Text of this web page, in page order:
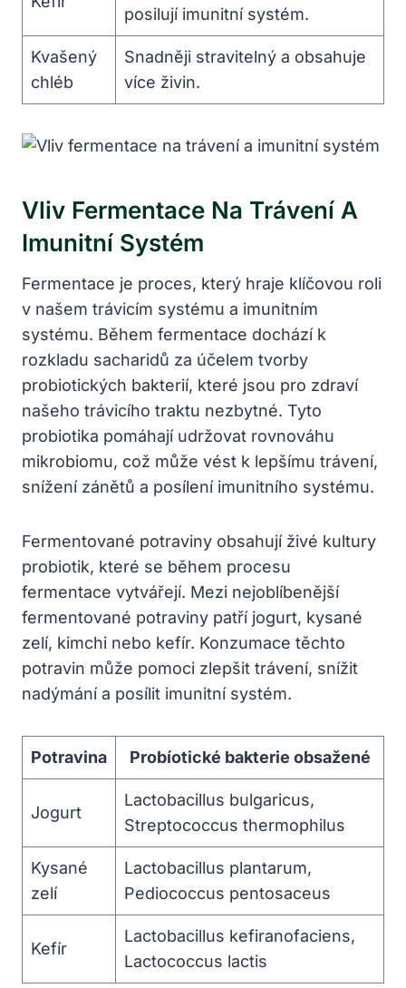
posilují imunitní systém.
Kvašený
chléb
Snadněji stravitelný a obsahuje
více živin.
Vliv Fermentace Na Trávení A
Imunitní Systém
Fermentace je proces, který hraje klíčovou roli
v našem trávicím systému a imunitním
systému. Během fermentace dochází k
rozkladu sacharidů za účelem tvorby
probiotických bakterií, které jsou pro zdraví
našeho trávicího traktu nezbytné. Tyto
probiotika pomáhají udržovat rovnováhu
mikrobiomu, což může vést k lepšímu trávení,
snížení zánětů a posílení imunitního systému.
Fermentované potraviny obsahují živé kultury
probiotik, které se během procesu
fermentace vytvářejí. Mezi nejoblíbenější
fermentované potraviny patří jogurt, kysané
zelí, kimchi nebo kefír. Konzumace těchto
potravin může pomoci zlepšit trávení, snížit
nadýmání a posílit imunitní systém.
Potravina Probíotické bakterie obsažené
Jogurt
Lactobacillus bulgaricus,
Streptococcus thermophilus
Kysané
zelí
Lactobacillus plantarum,
Pediococcus pentosaceus
Kefír
Lactobacillus kefiranofaciens,
Lactococcus lactis